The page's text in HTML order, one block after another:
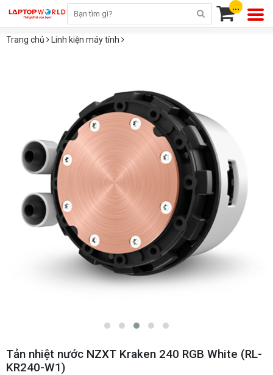
...
Trang chủ Linh kiện máy tính
Tản nhiệt nước NZXT Kraken 240 RGB White (RL-
KR240-W1)